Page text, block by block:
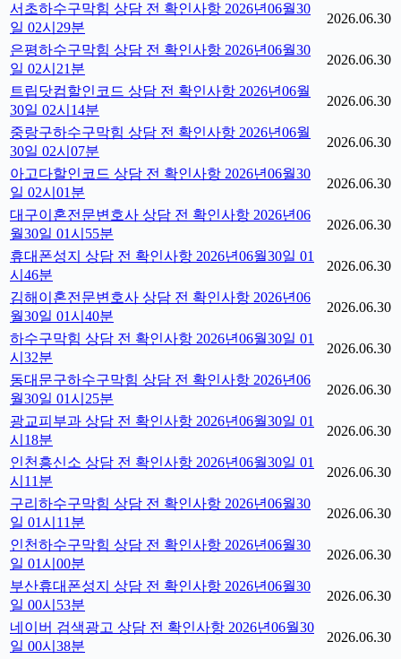
서초하수구막힘 상담 전 확인사항 2026년06월30
일 02시29분
2026.06.30
은평하수구막힘 상담 전 확인사항 2026년06월30
일 02시21분
2026.06.30
트립닷컴할인코드 상담 전 확인사항 2026년06월
30일 02시14분
2026.06.30
중랑구하수구막힘 상담 전 확인사항 2026년06월
30일 02시07분
2026.06.30
아고다할인코드 상담 전 확인사항 2026년06월30
일 02시01분
2026.06.30
대구이혼전문변호사 상담 전 확인사항 2026년06
월30일 01시55분
2026.06.30
휴대폰성지 상담 전 확인사항 2026년06월30일 01
시46분
2026.06.30
김해이혼전문변호사 상담 전 확인사항 2026년06
월30일 01시40분
2026.06.30
하수구막힘 상담 전 확인사항 2026년06월30일 01
시32분
2026.06.30
동대문구하수구막힘 상담 전 확인사항 2026년06
월30일 01시25분
2026.06.30
광교피부과 상담 전 확인사항 2026년06월30일 01
시18분
2026.06.30
인천흥신소 상담 전 확인사항 2026년06월30일 01
시11분
2026.06.30
구리하수구막힘 상담 전 확인사항 2026년06월30
일 01시11분
2026.06.30
인천하수구막힘 상담 전 확인사항 2026년06월30
일 01시00분
2026.06.30
부산휴대폰성지 상담 전 확인사항 2026년06월30
일 00시53분
2026.06.30
네이버 검색광고 상담 전 확인사항 2026년06월30
일 00시38분
2026.06.30